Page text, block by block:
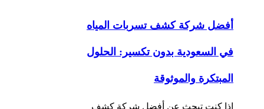
أفضل شركة كشف تسربات المياه
في السعودية بدون تكسير: الحلول
المبتكرة والموثوقة
إذا كنت تبحث عن أفضل شركة كشف